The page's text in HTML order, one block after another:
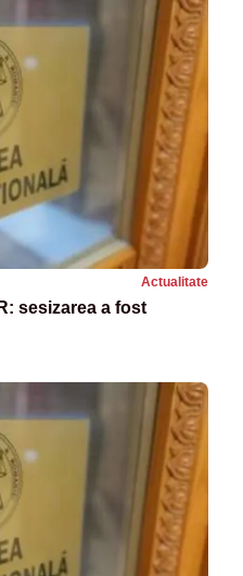
Actualitate
sesizarea a fost